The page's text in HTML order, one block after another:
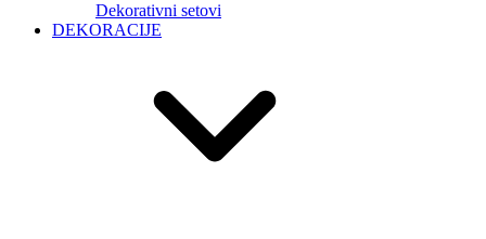
Dekorativni setovi
DEKORACIJE